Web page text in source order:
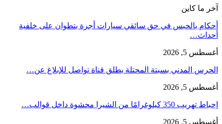
آخر ما كاين
أحكام بالحبس في حق سائقي سيارات أجرة بتطوان على خلفية
أحداث…
أغسطس 5, 2026
الحرس المدني بسبتة المحتلة يطلق قناة تواصل للإبلاغ عن…
أغسطس 5, 2026
إحباط تهريب 350 كيلوغرامًا من الشيرا محشوة داخل قوالب…
أغسطس 5, 2026